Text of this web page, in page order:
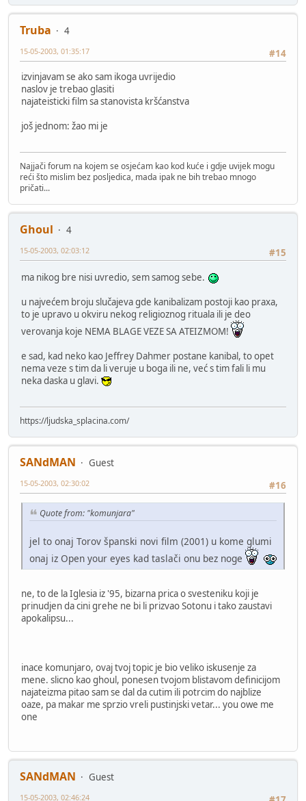
Truba
4
#14
15-05-2003, 01:35:17
izvinjavam se ako sam ikoga uvrijedio
naslov je trebao glasiti
najateisticki film sa stanovista kršćanstva
još jednom: žao mi je
Najjači forum na kojem se osjećam kao kod kuće i gdje uvijek mogu
reći što mislim bez posljedica, mada ipak ne bih trebao mnogo
pričati...
Ghoul
4
#15
15-05-2003, 02:03:12
ma nikog bre nisi uvredio, sem samog sebe.
u najvećem broju slučajeva gde kanibalizam postoji kao praxa,
to je upravo u okviru nekog religioznog rituala ili je deo
verovanja koje NEMA BLAGE VEZE SA ATEIZMOM!
e sad, kad neko kao Jeffrey Dahmer postane kanibal, to opet
nema veze s tim da li veruje u boga ili ne, već s tim fali li mu
neka daska u glavi.
https://ljudska_splacina.com/
SANdMAN
Guest
#16
15-05-2003, 02:30:02
Quote from: "komunjara"
jel to onaj Torov španski novi film (2001) u kome glumi
onaj iz Open your eyes kad taslači onu bez noge
ne, to de la Iglesia iz '95, bizarna prica o svesteniku koji je
prinudjen da cini grehe ne bi li prizvao Sotonu i tako zaustavi
apokalipsu...
inace komunjaro, ovaj tvoj topic je bio veliko iskusenje za
mene. slicno kao ghoul, ponesen tvojom blistavom definicijom
najateizma pitao sam se dal da cutim ili potrcim do najblize
oaze, pa makar me sprzio vreli pustinjski vetar... you owe me
one
SANdMAN
Guest
15-05-2003, 02:46:24